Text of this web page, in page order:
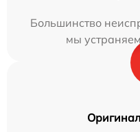
Большинство
мы